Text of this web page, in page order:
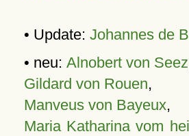
• Update: Johannes de
• neu: Alnobert von Seez
Gildard von Rouen,
Manveus von Bayeux,
Maria Katharina vom